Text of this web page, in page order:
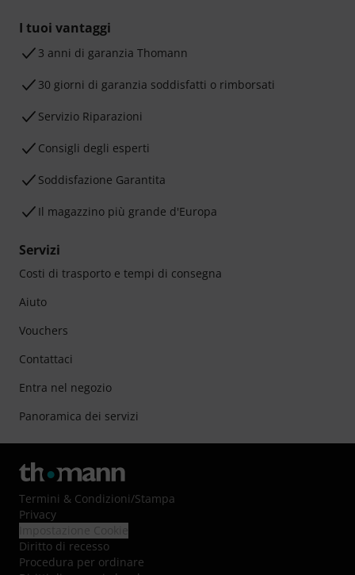
I tuoi vantaggi
3 anni di garanzia Thomann
30 giorni di garanzia soddisfatti o rimborsati
Servizio Riparazioni
Consigli degli esperti
Soddisfazione Garantita
Il magazzino più grande d'Europa
Servizi
Costi di trasporto e tempi di consegna
Aiuto
Vouchers
Contattaci
Entra nel negozio
Panoramica dei servizi
Termini & Condizioni/Stampa
Privacy
Diritto di recesso
Procedura per ordinare